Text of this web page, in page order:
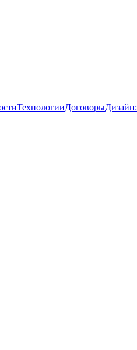
ТехнологииДоговорыДизайн: